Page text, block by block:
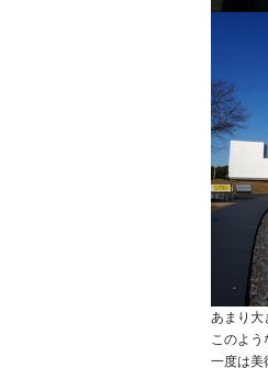
あまり大
このよう
一度は美